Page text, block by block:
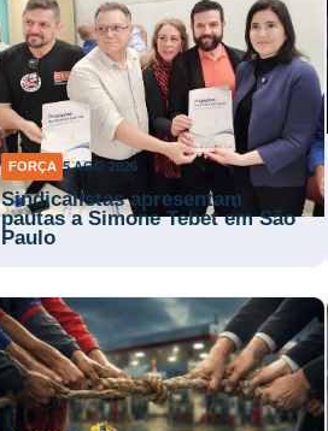
FORÇA 5 AGO 2026
Sindicalistas apresentam
pautas a Simone Tebet em São
Paulo